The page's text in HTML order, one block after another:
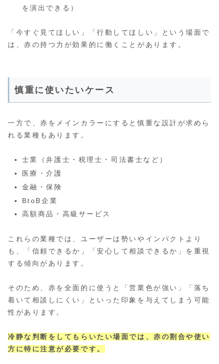
を演出できる）
「今すぐ見てほしい」「行動してほしい」という場面で
は、赤の持つ力が効果的に働くことがあります。
慎重に使いたいケース
一方で、赤をメインカラーにすると慎重な設計が求めら
れる業種もあります。
士業（弁護士・税理士・司法書士など）
医療・介護
金融・保険
BtoB企業
高額商品・高級サービス
これらの業種では、ユーザーは勢いやインパクトより
も、「信頼できるか」「安心して相談できるか」を重視
する傾向があります。
そのため、赤を全面的に使うと「営業色が強い」「落ち
着いて相談しにくい」といった印象を与えてしまう可能
性があります。
冷静な判断をしてもらいたい場面では、赤の割合や使い
方に特に注意が必要です。